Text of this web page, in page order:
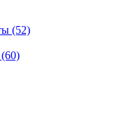
(52)
(60)